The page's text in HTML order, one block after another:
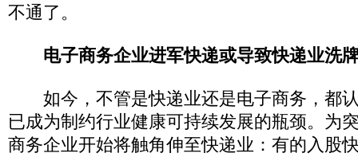
不通了。
电子商务企业进军快递或导致快递业洗
如今，不管是快递业还是电子商务，都
已成为制约行业健康可持续发展的瓶颈。为
商务企业开始将触角伸至快递业：有的入股